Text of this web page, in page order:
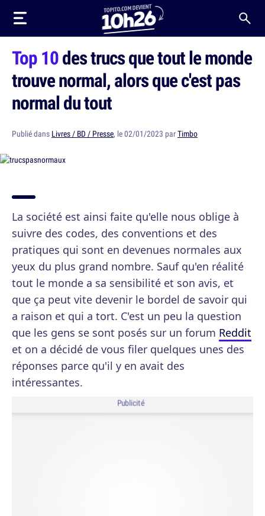
Top 10des trucs que tout le monde
trouve normal, alors que c'est pas
normal du tout
Publié dans Livres / BD / Presse, le 02/01/2023 parTimbo
La société est ainsi faite qu'elle nous oblige à
suivre des codes, des conventions et des
pratiques qui sont en devenues normales aux
yeux du plus grand nombre. Sauf qu'en réalité
tout le monde a sa sensibilité et son avis, et
que ça peut vite devenir le bordel de savoir qui
a raison et qui a tort. C'est un peu la question
que les gens se sont posés sur un forum Reddit
et on a décidé de vous filer quelques unes des
réponses parce qu'il y en avait des
intéressantes.
Publicité